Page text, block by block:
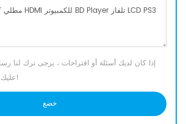
إذا كان لديك أسئلة أو اقتراحات ، يرجى ترك لنا
عليك في أقرب وقت ممكن!